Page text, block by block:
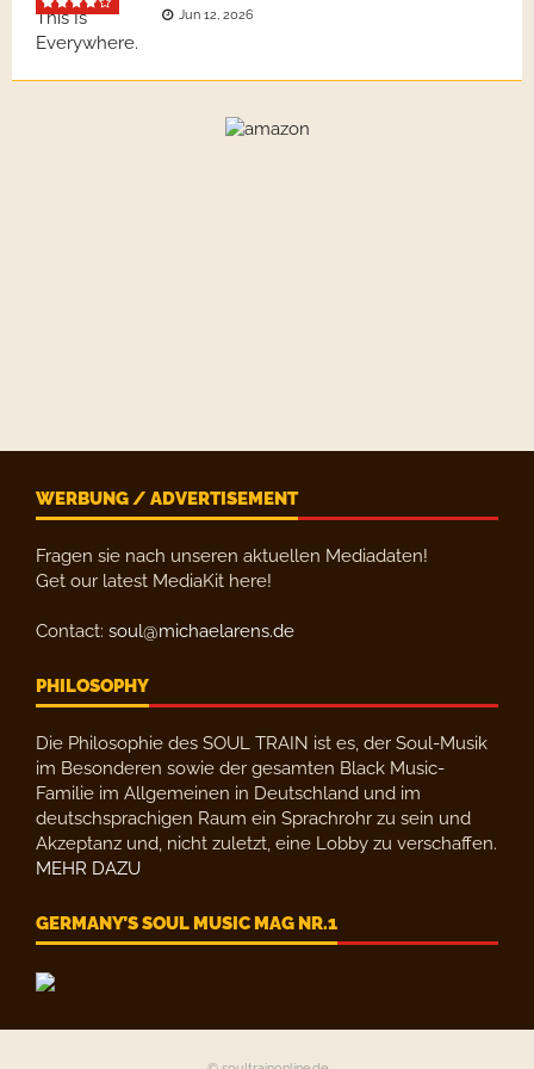
Jun 12, 2026
WERBUNG / ADVERTISEMENT
Fragen sie nach unseren aktuellen Mediadaten!
Get our latest MediaKit here!
Contact: soul@michaelarens.de
PHILOSOPHY
Die Philosophie des SOUL TRAIN ist es, der Soul-Musik
im Besonderen sowie der gesamten Black Music-
Familie im Allgemeinen in Deutschland und im
deutschsprachigen Raum ein Sprachrohr zu sein und
Akzeptanz und, nicht zuletzt, eine Lobby zu verschaffen.
MEHR DAZU
GERMANY’S SOUL MUSIC MAG NR.1